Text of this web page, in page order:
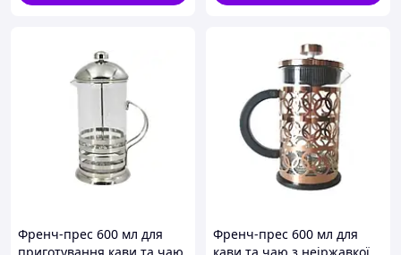
Френч-прес 600 мл для
Френч-прес 600 мл для